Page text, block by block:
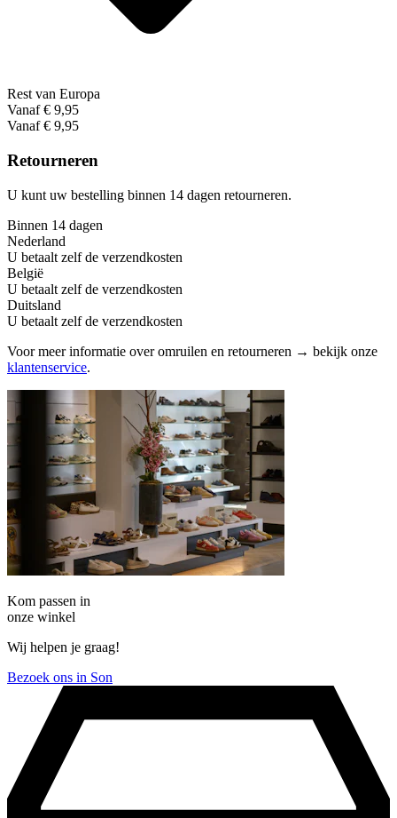
Rest van Europa
Vanaf € 9,95
Vanaf € 9,95
Retourneren
U kunt uw bestelling binnen 14 dagen retourneren.
Binnen 14 dagen
Nederland
U betaalt zelf de verzendkosten
België
U betaalt zelf de verzendkosten
Duitsland
U betaalt zelf de verzendkosten
Voor meer informatie over omruilen en retourneren → bekijk onze
klantenservice.
Kom passen in
onze winkel
Wij helpen je graag!
Bezoek ons in Son